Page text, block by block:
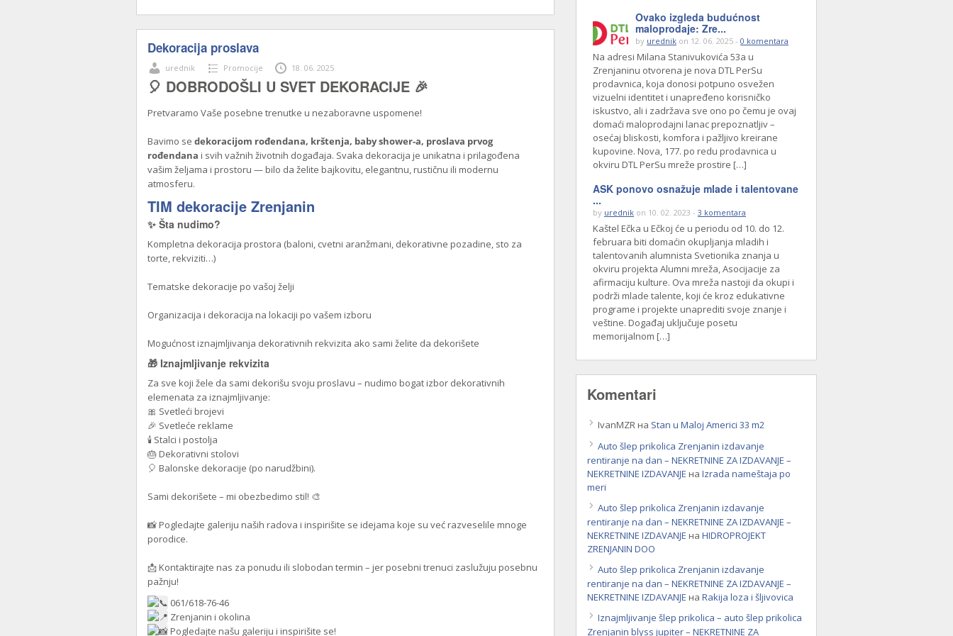
Dekoracija proslava
urednik Promocije 18. 06. 2025
🎈 DOBRODOŠLI U SVET DEKORACIJE 🎉
Pretvaramo Vaše posebne trenutke u nezaboravne uspomene!
Bavimo se dekoracijom rođendana, krštenja, baby shower-a, proslava prvog
rođendana i svih važnih životnih događaja. Svaka dekoracija je unikatna i prilagođena
vašim željama i prostoru — bilo da želite bajkovitu, elegantnu, rustičnu ili modernu
atmosferu.
TIM dekoracije Zrenjanin
✨ Šta nudimo?
Kompletna dekoracija prostora (baloni, cvetni aranžmani, dekorativne pozadine, sto za
torte, rekviziti…)
Tematske dekoracije po vašoj želji
Organizacija i dekoracija na lokaciji po vašem izboru
Mogućnost iznajmljivanja dekorativnih rekvizita ako sami želite da dekorišete
🎁 Iznajmljivanje rekvizita
Za sve koji žele da sami dekorišu svoju proslavu – nudimo bogat izbor dekorativnih
elemenata za iznajmljivanje:
🎀 Svetleći brojevi
🎉 Svetleće reklame
🕯️ Stalci i postolja
🎂 Dekorativni stolovi
🎈 Balonske dekoracije (po narudžbini).
Sami dekorišete – mi obezbedimo stil! 🎨
📸 Pogledajte galeriju naših radova i inspirišite se idejama koje su već razveselile mnoge
porodice.
📩 Kontaktirajte nas za ponudu ili slobodan termin – jer posebni trenuci zaslužuju posebnu
pažnju!
061/618-76-46
Zrenjanin i okolina
Pogledajte našu galeriju i inspirišite se!
Ovako izgleda budućnost
maloprodaje: Zre...
by urednik on 12. 06. 2025 - 0 komentara
Na adresi Milana Stanivukovića 53a u
Zrenjaninu otvorena je nova DTL PerSu
prodavnica, koja donosi potpuno osvežen
vizuelni identitet i unapređeno korisničko
iskustvo, ali i zadržava sve ono po čemu je ovaj
domaći maloprodajni lanac prepoznatljiv –
osećaj bliskosti, komfora i pažljivo kreirane
kupovine. Nova, 177. po redu prodavnica u
okviru DTL PerSu mreže prostire […]
ASK ponovo osnažuje mlade i talentovane
...
by urednik on 10. 02. 2023 - 3 komentara
Kaštel Ečka u Ečkoj će u periodu od 10. do 12.
februara biti domaćin okupljanja mladih i
talentovanih alumnista Svetionika znanja u
okviru projekta Alumni mreža, Asocijacije za
afirmaciju kulture. Ova mreža nastoji da okupi i
podrži mlade talente, koji će kroz edukativne
programe i projekte unaprediti svoje znanje i
veštine. Događaj uključuje posetu
memorijalnom […]
Komentari
IvanMZR на Stan u Maloj Americi 33 m2
Auto šlep prikolica Zrenjanin izdavanje
rentiranje na dan – NEKRETNINE ZA IZDAVANJE –
NEKRETNINE IZDAVANJE на Izrada nameštaja po
meri
Auto šlep prikolica Zrenjanin izdavanje
rentiranje na dan – NEKRETNINE ZA IZDAVANJE –
NEKRETNINE IZDAVANJE на HIDROPROJEKT
ZRENJANIN DOO
Auto šlep prikolica Zrenjanin izdavanje
rentiranje na dan – NEKRETNINE ZA IZDAVANJE –
NEKRETNINE IZDAVANJE на Rakija loza i šljivovica
Iznajmljivanje šlep prikolica – auto šlep prikolica
Zrenjanin blyss jupiter – NEKRETNINE ZA